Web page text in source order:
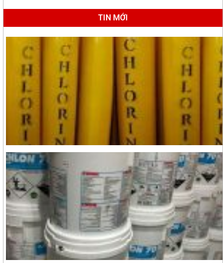
TIN MỚI